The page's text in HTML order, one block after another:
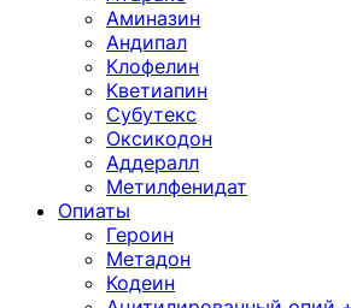
Аминазин
Андипал
Клофелин
Кветиапин
Субутекс
Оксикодон
Аддералл
Метилфенидат
Опиаты
Героин
Метадон
Кодеин